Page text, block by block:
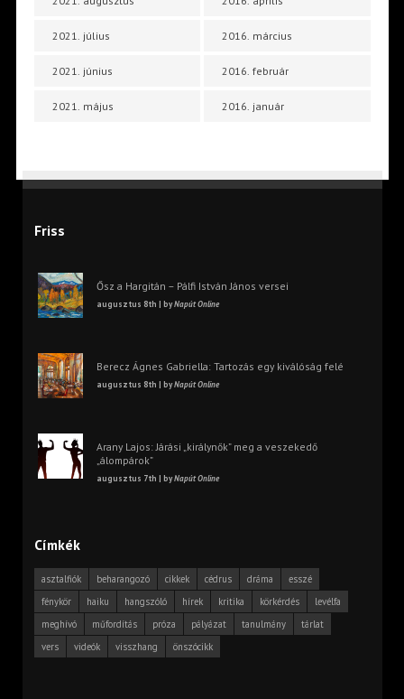
2021. július
2021. június
2021. május
2016. március
2016. február
2016. január
Friss
Ősz a Hargitán – Pálfi István János versei
augusztus 8th | byNapút Online
Berecz Ágnes Gabriella: Tartozás egy kiválóság felé
augusztus 8th | byNapút Online
Arany Lajos: Járási „királynők” meg a veszekedő
„álompárok”
augusztus 7th | byNapút Online
Címkék
asztalfiók beharangozó cikkek cédrus dráma
esszé
fénykör
haiku hangszóló hírek kritika körkérdés
levélfa
meghívó
műfordítás próza pályázat tanulmány
tárlat
vers
videók visszhang önszócikk